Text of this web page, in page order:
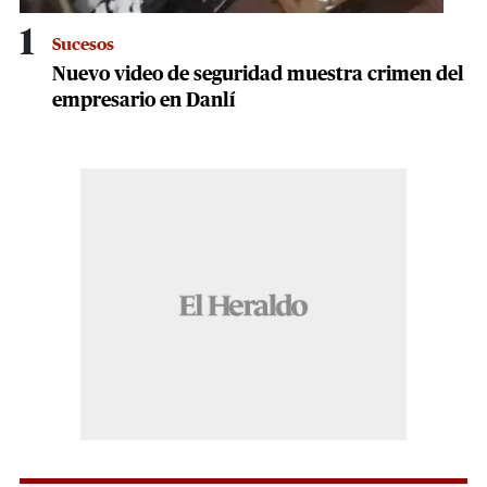
1 Sucesos
Nuevo video de seguridad muestra crimen del
empresario en Danlí